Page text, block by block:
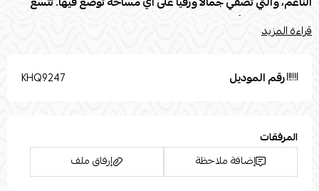
الكنبة لعدد من أشخاص بكل راحة، مما يجعلها الخيار المثالي للمنازل
التي تحب استضافة الأصدقاء والعائلة. تتميز الكنبة بتصميمها العصري
هذه الكنبة الفاخرة اليوم واحصل على جو من الراحة والأناقة في
مواصفات كنبة :
العلامة التجارية: Modern Touch
الطول (سم) 250
قراءة المزيد
رقم الموديل KHQ9247
المرفقات
إضافة ملاحظة
إرفاق ملف